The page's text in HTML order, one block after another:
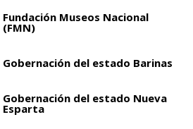
Fundación Museos Nacional
(FMN)
Gobernación del estado Barinas
Gobernación del estado Nueva
Esparta